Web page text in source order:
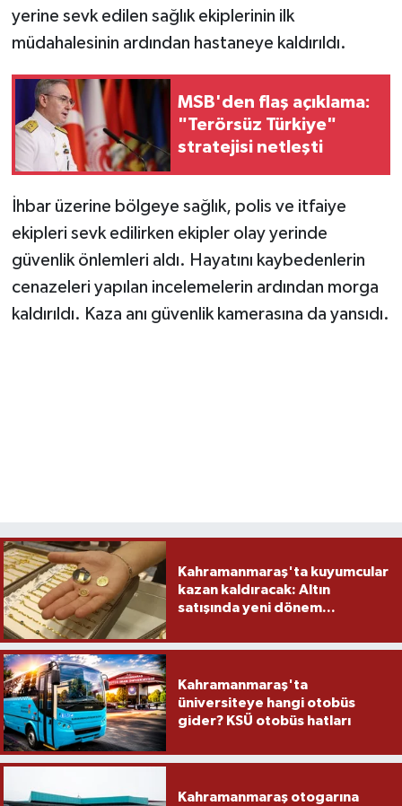
yerine sevk edilen sağlık ekiplerinin ilk
müdahalesinin ardından hastaneye kaldırıldı.
MSB'den flaş açıklama:
"Terörsüz Türkiye"
stratejisi netleşti
İhbar üzerine bölgeye sağlık, polis ve itfaiye
ekipleri sevk edilirken ekipler olay yerinde
güvenlik önlemleri aldı. Hayatını kaybedenlerin
cenazeleri yapılan incelemelerin ardından morga
kaldırıldı. Kaza anı güvenlik kamerasına da yansıdı.
Kahramanmaraş'ta kuyumcular
kazan kaldıracak: Altın
satışında yeni dönem...
Kahramanmaraş'ta
üniversiteye hangi otobüs
gider? KSÜ otobüs hatları
Kahramanmaraş otogarına